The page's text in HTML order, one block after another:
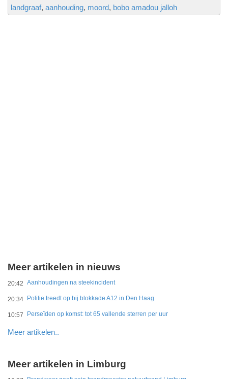
landgraaf aanhouding moord bobo amadou jalloh
Meer artikelen in nieuws
20:42 Aanhoudingen na steekincident
20:34 Politie treedt op bij blokkade A12 in Den Haag
10:57 Perseïden op komst: tot 65 vallende sterren per uur
Meer artikelen..
Meer artikelen in Limburg